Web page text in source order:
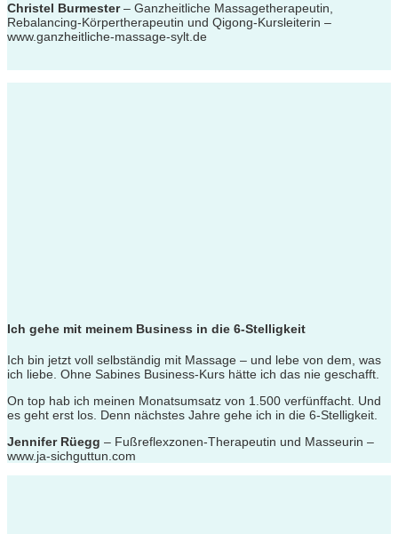
Christel Burmester– Ganzheitliche Massagetherapeutin,
Rebalancing-Körpertherapeutin und Qigong-Kursleiterin –
www.ganzheitliche-massage-sylt.de
Ich gehe mit meinem Business in die 6-Stelligkeit
Ich bin jetzt voll selbständig mit Massage – und lebe von dem, was
ich liebe. Ohne Sabines Business-Kurs hätte ich das nie geschafft.
On top hab ich meinen Monatsumsatz von 1.500 verfünffacht . Und
es geht erst los. Denn nächstes Jahre gehe ich in die 6-Stelligkeit
Jennifer Rüegg – Fußreflexzonen-Therapeutin und Masseurin –
www.ja-sichguttun.com